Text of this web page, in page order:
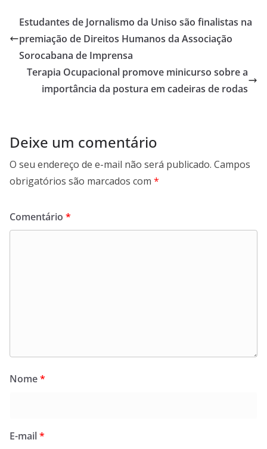
Estudantes de Jornalismo da Uniso são finalistas na
premiação de Direitos Humanos da Associação
Sorocabana de Imprensa
Terapia Ocupacional promove minicurso sobre a
importância da postura em cadeiras de rodas
Deixe um comentário
O seu endereço de e-mail não será publicado. Campos
obrigatórios são marcados com *
Comentário *
Nome*
E-mail*